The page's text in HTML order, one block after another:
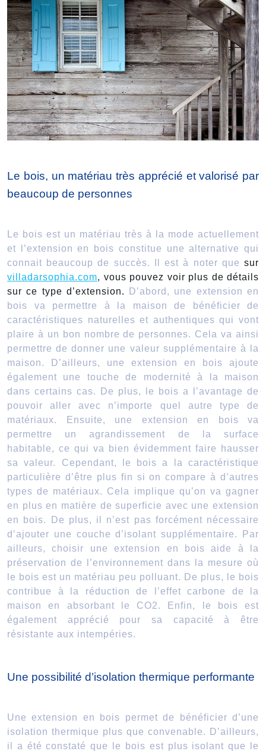
Le bois, un matériau très apprécié et valorisé par
beaucoup de personnes
Le bois est un matériau très à la mode actuellement
et l’extension en bois constitue une alternative qui
connait beaucoup de succès. Il est à noter que sur
villadarsophia.com, vous pouvez voir plus de détails
sur ce type d’extension.
D’abord, une extension en
bois va permettre à la maison de bénéficier de
caractéristiques naturelles et authentiques qui vont
plaire à un bon nombre de personnes. Cela va ainsi
permettre de donner une valeur supplémentaire à la
maison. D’ailleurs, une extension en bois ajoute
également une touche de modernité à la maison
dans certains cas. De plus, le bois a l’avantage de
pouvoir aller avec n’importe quel autre type de
matériaux. Ensuite, une extension en bois va
permettre un agrandissement de la surface
habitable, ce qui va bien évidemment faire hausser
sa valeur. Cependant, le bois a la caractéristique
particulière d’être plus fin si on compare à d’autres
types de matériaux. Cela implique qu’on va gagner
en plus en matière de superficie avec une extension
en bois. De plus, il n’est pas forcément nécessaire
d’ajouter une couche d’isolant supplémentaire. Par
ailleurs, choisir une extension en bois aide à la
préservation de l’environnement dans la mesure où
le bois est un matériau peu polluant. De plus, le bois
contribue à la réduction de l’effet carbone de la
maison en absorbant le CO2. Enfin, le bois est
également apprécié pour sa capacité à être
résistante aux intempéries.
Une possibilité d’isolation thermique performante
Une extension en bois permet de bénéficier d’une
isolation thermique plus que convenable. D’ailleurs,
il a été constaté que le bois est plus isolant que le